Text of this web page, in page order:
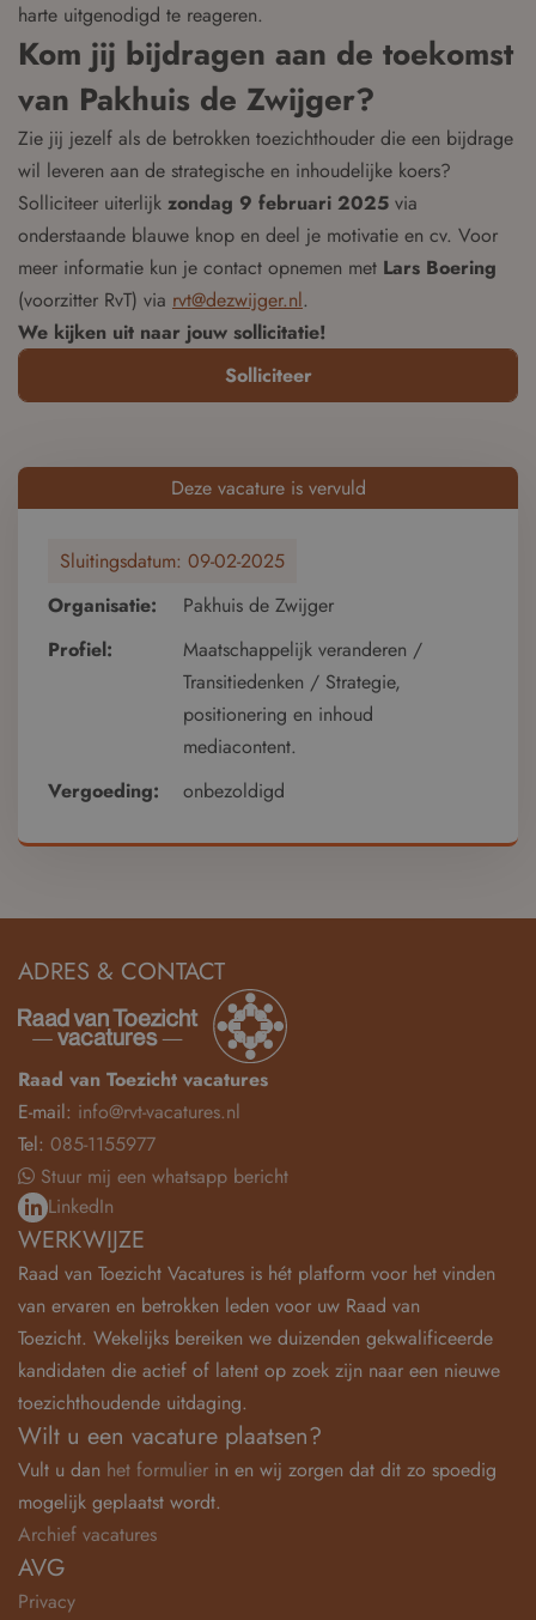
harte uitgenodigd te reageren.
Kom jij bijdragen aan de toekomst
van Pakhuis de Zwijger?
Zie jij jezelf als de betrokken toezichthouder die een bijdrage
wil leveren aan de strategische en inhoudelijke koers?
Solliciteer uiterlijk zondag 9 februari 2025 via
onderstaande blauwe knop en deel je motivatie en cv. Voor
meer informatie kun je contact opnemen met Lars Boering
(voorzitter RvT) via rvt@dezwijger.nl.
We kijken uit naar jouw sollicitatie!
Solliciteer
Deze vacature is vervuld
Sluitingsdatum: 09-02-2025
Organisatie:
Pakhuis de Zwijger
Profiel:
Maatschappelijk veranderen /
Transitiedenken / Strategie,
positionering en inhoud
mediacontent.
Vergoeding:
onbezoldigd
ADRES & CONTACT
Raad van Toezicht vacatures
E-mail: info@rvt-vacatures.nl
Tel: 085-1155977
Stuur mij een whatsapp bericht
LinkedIn
WERKWIJZE
Raad van Toezicht Vacatures is hét platform voor het vinden
van ervaren en betrokken leden voor uw Raad van
Toezicht. Wekelijks bereiken we duizenden gekwalificeerde
kandidaten die actief of latent op zoek zijn naar een nieuwe
toezichthoudende uitdaging.
Wilt u een vacature plaatsen?
Vult u dan het formulier in en wij zorgen dat dit zo spoedig
mogelijk geplaatst wordt.
Archief vacatures
AVG
Privacy